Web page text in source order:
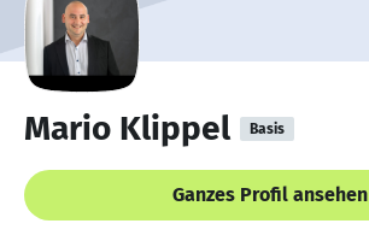
Mario Klippel Basis
Ganzes Profil ansehen